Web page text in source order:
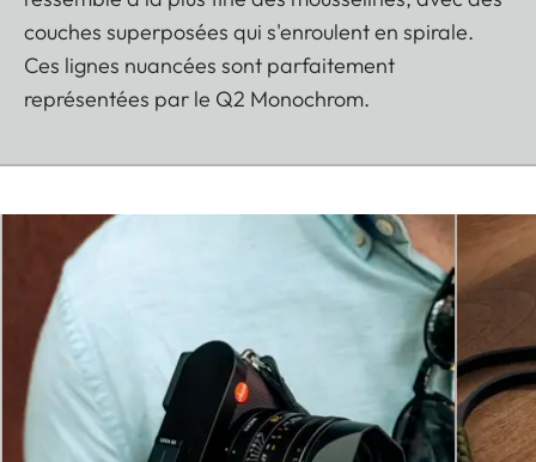
couches superposées qui s'enroulent en spirale.
Ces lignes nuancées sont parfaitement
représentées par le Q2 Monochrom.